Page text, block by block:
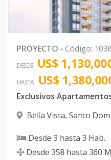
PROYECTO - Código: 1036
DESDE US$
HASTA US$
Exclusivos
Bella Vista, Santo
Desde 3 hasta 3 Hab.
Desde 358 hasta 360